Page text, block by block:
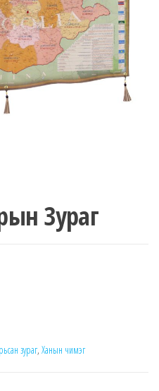
Зураг
зураг, Ханын чимэг